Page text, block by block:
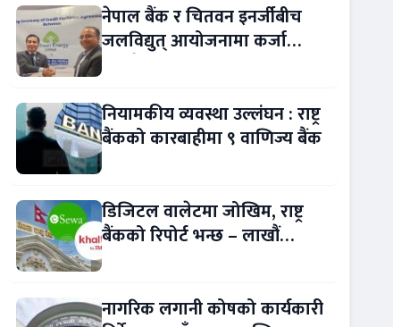
नेपाल बैंक र चितवन इनर्जीबीच
जलविद्युत् आयोजनामा कर्जा
नियामकीय व्यवस्था उल्लंघन : राष्ट्र
बैंकको कारबाहीमा ९ वाणिज्य बैंक
डिजिटल वालेटमा जोखिम, राष्ट्र
बैंकको रिपोर्ट भन्छ – लाखौं
नागरिक लगानी कोषको कार्यकारी